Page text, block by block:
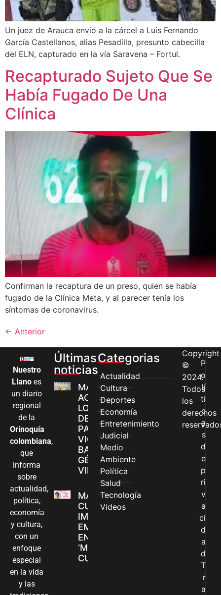
Un juez de Arauca envió a la cárcel a Luis Fernando
García Castellanos, alias Pesadilla, presunto cabecilla
del ELN, capturado en la vía Saravena – Fortul.
Recapturado Sujeto Que Se
Había Fugado De Una
Clínica
Confirman la recaptura de un preso, quien se había
fugado de la Clínica Meta, y al parecer tenía los
síntomas de coronavirus.
← Anterior
Nuestro
Llano es
un diario
regional
de la
Orinoquía
colombiana,
que
informa
sobre
actualidad,
política,
economía
y cultura,
con un
enfoque
especial
en la vida
y las
Últimas
noticias
MÁS MUJERES
ACCEDEN A
LOS CANALES
DE ATENCIÓN
PARA
VIOLENCIAS
BASADAS EN
GÉNERO EN
VILLAVICENCIO
MADRES
CUIDADORAS
IMPULSAN SUS
EMPRENDIMIENTOS
EN LA FERIA
‘MANOS QUE
CUIDAN Y CREAN’
Categorias
Actualidad
Cultura
Deportes
Economía
Entretenimiento
Judicial
Medio
Ambiente
Política
Salud
Tecnología
Videos
Copyright
©
2024.
Todos
los
derechos
P
o
lí
ti
c
a
s
d
e
p
ri
v
a
ci
d
a
d
T
r
a